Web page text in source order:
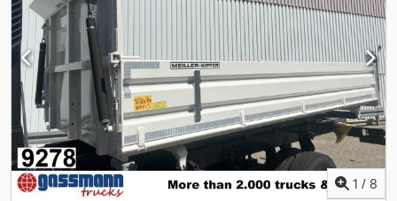
rázvorom kolies 4550 mm a listovým pružením! ÚDAJE O
PRÍSLUŠENSTVE BEZ ZÁRUKY, zmeny, predpredaj a omyly
vyhradené! Chedpfx Aovhh Uajlcja
1 / 8